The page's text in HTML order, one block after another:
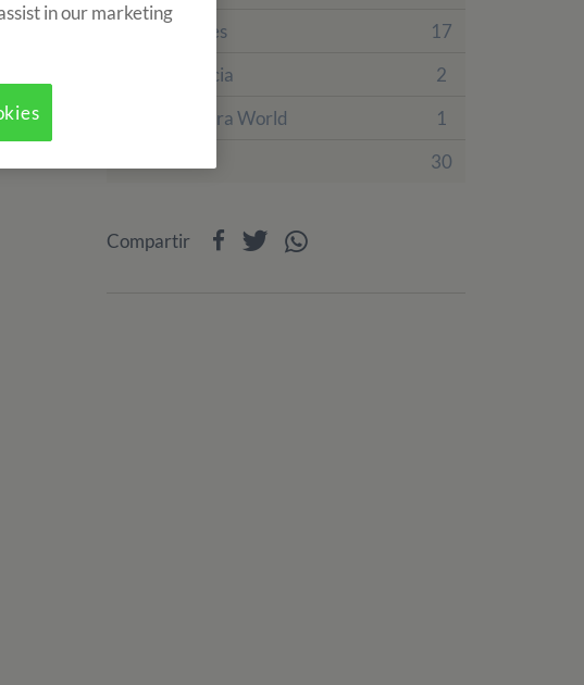
Finca Prades
17
Villa Engracia
2
PortAventura World
1
30
Compartir
in our marketing